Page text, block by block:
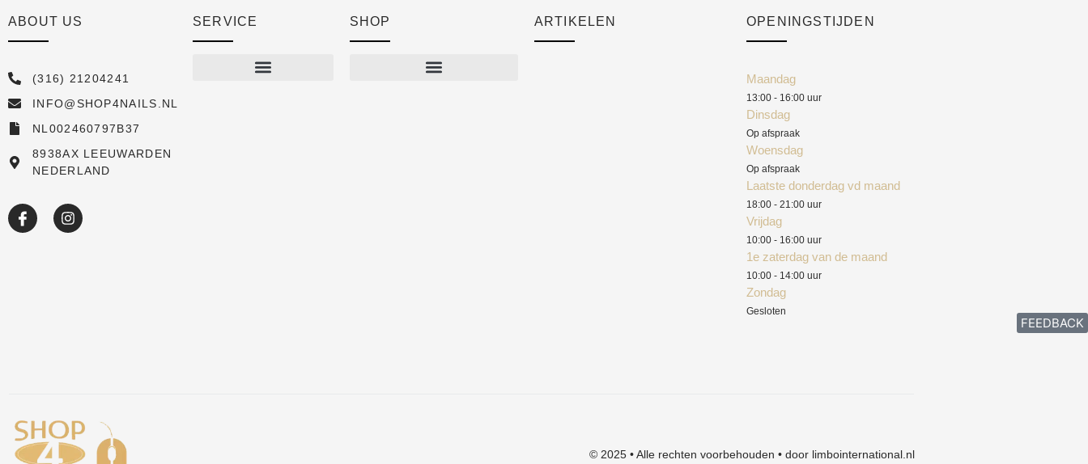
ABOUT US
(316) 21204241
INFO@SHOP4NAILS.NL
NL002460797B37
8938AX LEEUWARDEN
NEDERLAND
SERVICE SHOP ARTIKELEN OPENINGSTIJDEN
Maandag
13:00 - 16:00 uur
Dinsdag
Op afspraak
Woensdag
Op afspraak
Laatste donderdag vd maand
18:00 - 21:00 uur
Vrijdag
10:00 - 16:00 uur
1e zaterdag van de maand
10:00 - 14:00 uur
Zondag
Gesloten
© 2025 • Alle rechten voorbehouden • door limbointernational.nl
FEEDBACK